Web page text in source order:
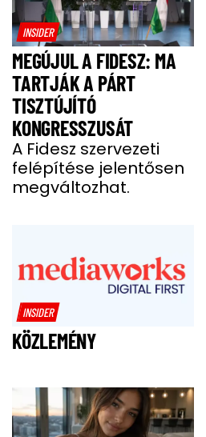
INSIDER
MEGÚJUL A FIDESZ: MA
TARTJÁK A PÁRT
TISZTÚJÍTÓ
KONGRESSZUSÁT
A Fidesz szervezeti
felépítése jelentősen
megváltozhat.
INSIDER
KÖZLEMÉNY